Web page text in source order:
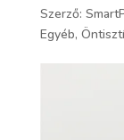
Szerző:
Egyéb,